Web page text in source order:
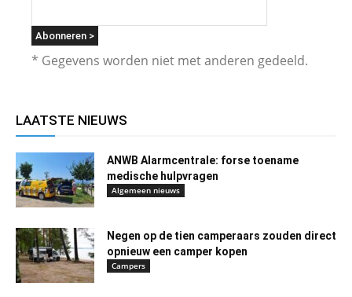
* Gegevens worden niet met anderen gedeeld.
LAATSTE NIEUWS
ANWB Alarmcentrale: forse toename
medische hulpvragen
Algemeen nieuws
Negen op de tien camperaars zouden direct
opnieuw een camper kopen
Campers